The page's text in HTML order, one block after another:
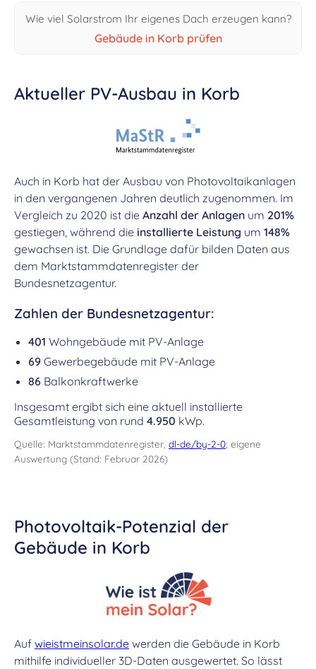
Wie viel Solarstrom Ihr eigenes Dach erzeugen kann?
Gebäude in Korb prüfen
Aktueller PV-Ausbau in Korb
Auch in Korb hat der Ausbau von Photovoltaikanlagen
in den vergangenen Jahren deutlich zugenommen. Im
Vergleich zu 2020 ist die Anzahl der Anlagen um 201%
gestiegen, während die installierte Leistung um 148%
gewachsen ist. Die Grundlage dafür bilden Daten aus
dem Marktstammdatenregister der
Bundesnetzagentur.
Zahlen der Bundesnetzagentur:
401 Wohngebäude mit PV-Anlage
69 Gewerbegebäude mit PV-Anlage
86 Balkonkraftwerke
Insgesamt ergibt sich eine aktuell installierte
Gesamtleistung von rund 4.950 kWp.
Quelle: Marktstammdatenregister, dl-de/by-2-0; eigene
Auswertung (Stand: Februar 2026)
Photovoltaik-Potenzial der
Gebäude in Korb
Auf wieistmeinsolar.de werden die Gebäude in Korb
mithilfe individueller 3D-Daten ausgewertet. So lässt